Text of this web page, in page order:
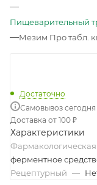
—
Пищеварительный
—Мезим Про табл.
Достаточно
Самовывоз
Доставка от 100 ₽
Характеристики
ферментное
Рецептурный —